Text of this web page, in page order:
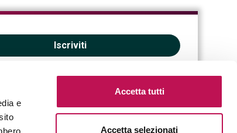
e
Accetta tutti
Accetta selezionati
Iscriviti